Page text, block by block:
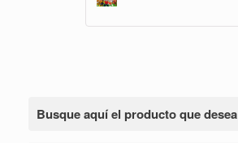
Busque aquí el producto que desea